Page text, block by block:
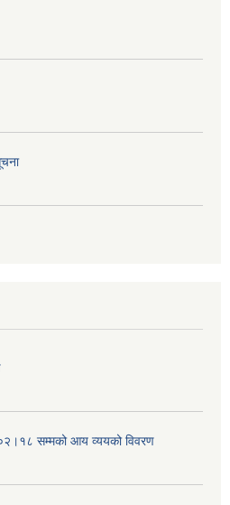
सम्मको आय व्ययको विवरण